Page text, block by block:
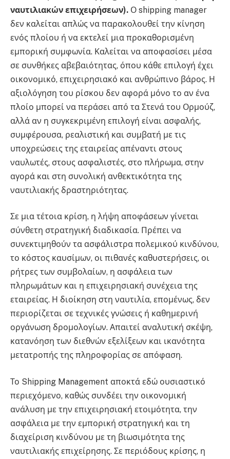
ναυτιλιακών επιχειρήσεων). Ο shipping manager
δεν καλείται απλώς να παρακολουθεί την κίνηση
ενός πλοίου ή να εκτελεί μια προκαθορισμένη
εμπορική συμφωνία. Καλείται να αποφασίσει μέσα
σε συνθήκες αβεβαιότητας, όπου κάθε επιλογή έχει
οικονομικό, επιχειρησιακό και ανθρώπινο βάρος. Η
αξιολόγηση του ρίσκου δεν αφορά μόνο το αν ένα
πλοίο μπορεί να περάσει από τα Στενά του Ορμούζ,
αλλά αν η συγκεκριμένη επιλογή είναι ασφαλής,
συμφέρουσα, ρεαλιστική και συμβατή με τις
υποχρεώσεις της εταιρείας απέναντι στους
ναυλωτές, στους ασφαλιστές, στο πλήρωμα, στην
αγορά και στη συνολική ανθεκτικότητα της
ναυτιλιακής δραστηριότητας.
Σε μια τέτοια κρίση, η λήψη αποφάσεων γίνεται
σύνθετη στρατηγική διαδικασία. Πρέπει να
συνεκτιμηθούν τα ασφάλιστρα πολεμικού κινδύνου,
το κόστος καυσίμων, οι πιθανές καθυστερήσεις, οι
ρήτρες των συμβολαίων, η ασφάλεια των
πληρωμάτων και η επιχειρησιακή συνέχεια της
εταιρείας. Η διοίκηση στη ναυτιλία, επομένως, δεν
περιορίζεται σε τεχνικές γνώσεις ή καθημερινή
οργάνωση δρομολογίων. Απαιτεί αναλυτική σκέψη,
κατανόηση των διεθνών εξελίξεων και ικανότητα
μετατροπής της πληροφορίας σε απόφαση.
Το Shipping Management αποκτά εδώ ουσιαστικό
περιεχόμενο, καθώς συνδέει την οικονομική
ανάλυση με την επιχειρησιακή ετοιμότητα, την
ασφάλεια με την εμπορική στρατηγική και τη
διαχείριση κινδύνου με τη βιωσιμότητα της
ναυτιλιακής επιχείρησης. Σε περιόδους κρίσης, η